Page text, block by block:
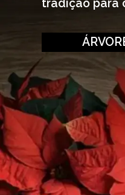
tradição para